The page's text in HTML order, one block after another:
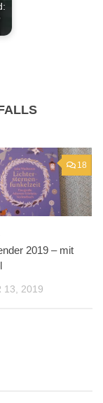
18
2019 – mit
13, 2019